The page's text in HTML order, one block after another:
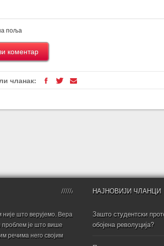
поља
чланак:
што верујемо. Вера
проблем је што више
речима него својим
НАЈНОВИЈИ ЧЛАНЦИ
Зашто студентски
обојена револуција?